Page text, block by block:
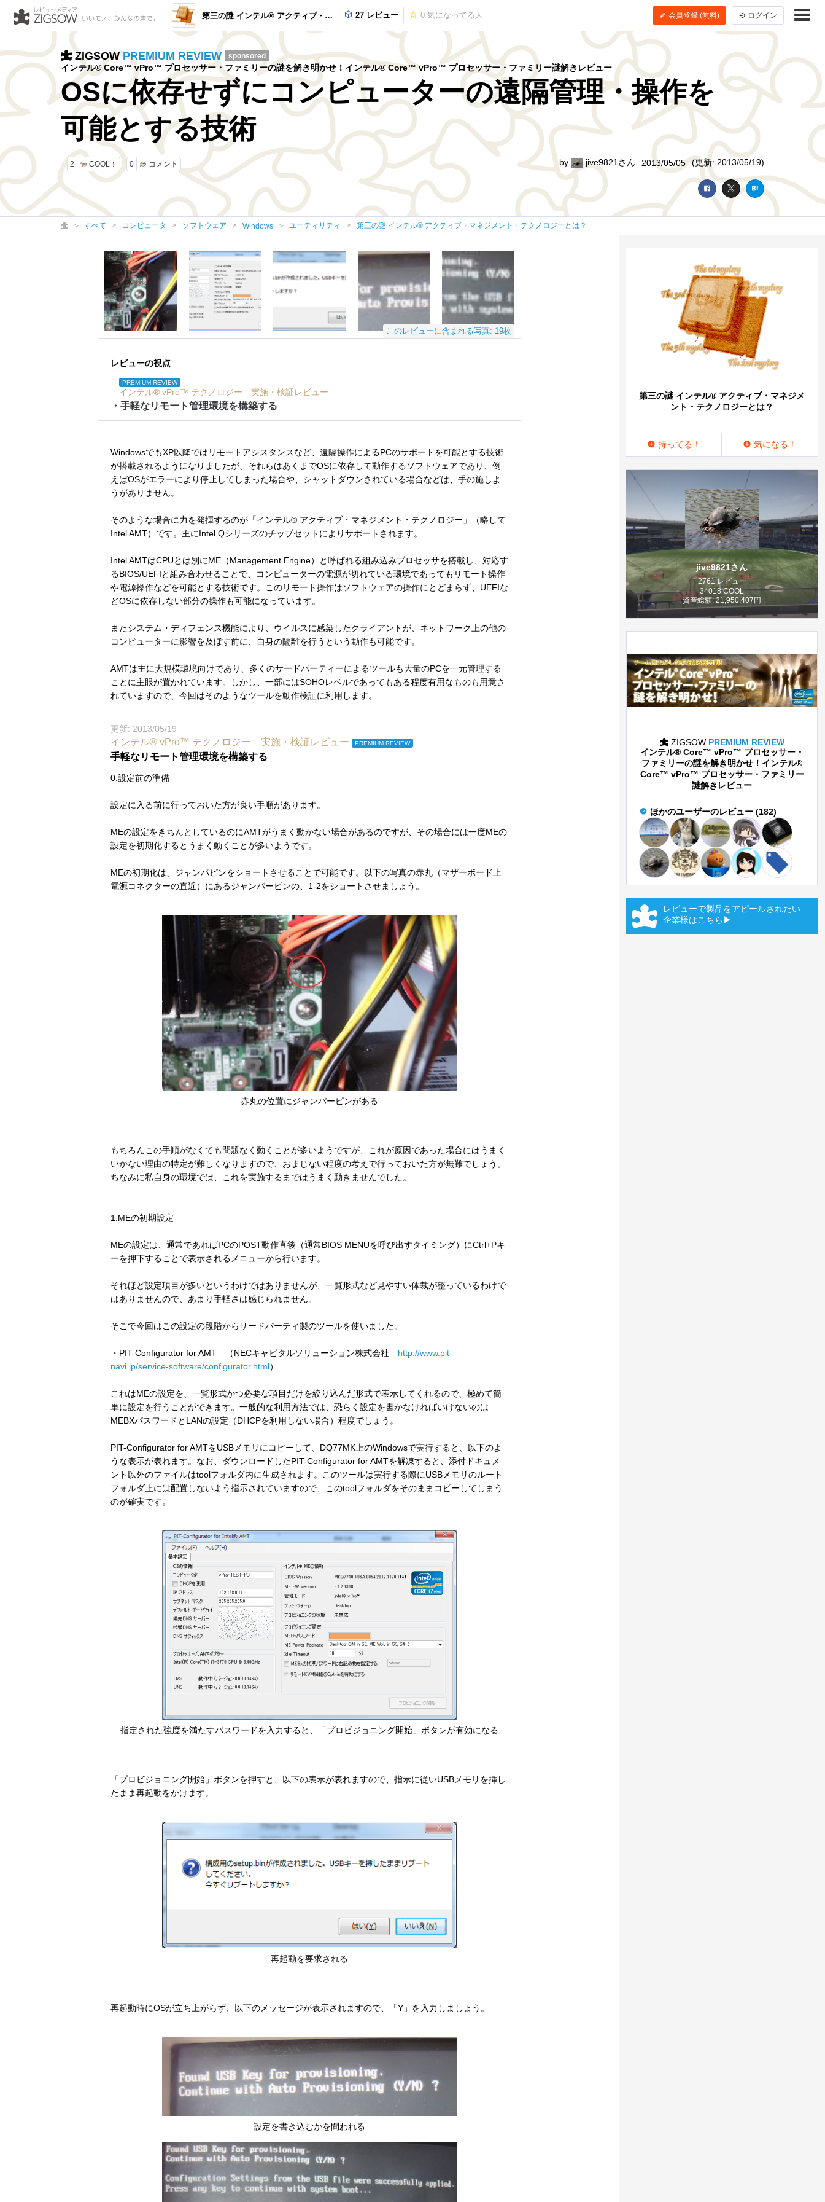
第三の謎 インテル® アクティブ・マネジメント・テクノロジーとは？ 27 レビュー 0 気になってる人 会員登録 (無料) ログイン
ZIGSOWPREMIUM REVIEW sponsored
インテル® Core™ vPro™ プロセッサー・ファミリーの謎を解き明かせ！インテル® Core™ vPro™ プロセッサー・ファミリー謎解きレビュー
OSに依存せずにコンピューターの遠隔管理・操作を
可能とする技術
2 COOL！ 0 コメント by jive9821さん 2013/05/05 (更新: 2013/05/19)
すべて コンピュータ ソフトウェア Windows ユーティリティ 第三の謎 インテル® アクティブ・マネジメント・テクノロジーとは？
このレビューに含まれる写真: 19枚
レビューの視点
PREMIUM REVIEW
インテル® vPro™ テクノロジー 実施・検証レビュー
・手軽なリモート管理環境を構築する
WindowsでもXP以降ではリモートアシスタンスなど、遠隔操作によるPCのサポートを可能とする技術
が搭載されるようになりましたが、それらはあくまでOSに依存して動作するソフトウェアであり、例
えばOSがエラーにより停止してしまった場合や、シャットダウンされている場合などは、手の施しよ
うがありません。
そのような場合に力を発揮するのが「インテル® アクティブ・マネジメント・テクノロジー」（略して
Intel AMT）です。主にIntel Qシリーズのチップセットによりサポートされます。
Intel AMTはCPUとは別にME（Management Engine）と呼ばれる組み込みプロセッサを搭載し、対応す
るBIOS/UEFIと組み合わせることで、コンピューターの電源が切れている環境であってもリモート操作
や電源操作などを可能とする技術です。このリモート操作はソフトウェアの操作にとどまらず、UEFIな
どOSに依存しない部分の操作も可能になっています。
またシステム・ディフェンス機能により、ウイルスに感染したクライアントが、ネットワーク上の他の
コンピューターに影響を及ぼす前に、自身の隔離を行うという動作も可能です。
AMTは主に大規模環境向けであり、多くのサードパーティーによるツールも大量のPCを一元管理する
ことに主眼が置かれています。しかし、一部にはSOHOレベルであってもある程度有用なものも用意さ
れていますので、今回はそのようなツールを動作検証に利用します。
更新: 2013/05/19
インテル® vPro™ テクノロジー 実施・検証レビュー PREMIUM REVIEW
手軽なリモート管理環境を構築する
0.設定前の準備
設定に入る前に行っておいた方が良い手順があります。
MEの設定をきちんとしているのにAMTがうまく動かない場合があるのですが、その場合には一度MEの
設定を初期化するとうまく動くことが多いようです。
MEの初期化は、ジャンパピンをショートさせることで可能です。以下の写真の赤丸（マザーボード上
電源コネクターの直近）にあるジャンパーピンの、1-2をショートさせましょう。
赤丸の位置にジャンパーピンがある
もちろんこの手順がなくても問題なく動くことが多いようですが、これが原因であった場合にはうまく
いかない理由の特定が難しくなりますので、おまじない程度の考えで行っておいた方が無難でしょう。
ちなみに私自身の環境では、これを実施するまではうまく動きませんでした。
1.MEの初期設定
MEの設定は、通常であればPCのPOST動作直後（通常BIOS MENUを呼び出すタイミング）にCtrl+Pキ
ーを押下することで表示されるメニューから行います。
それほど設定項目が多いというわけではありませんが、一覧形式など見やすい体裁が整っているわけで
はありませんので、あまり手軽さは感じられません。
そこで今回はこの設定の段階からサードパーティ製のツールを使いました。
・PIT-Configurator for AMT （NECキャピタルソリューション株式会社 http://www.pit-
navi.jp/service-software/configurator.html）
これはMEの設定を、一覧形式かつ必要な項目だけを絞り込んだ形式で表示してくれるので、極めて簡
単に設定を行うことができます。一般的な利用方法では、恐らく設定を書かなければいけないのは
MEBXパスワードとLANの設定（DHCPを利用しない場合）程度でしょう。
PIT-Configurator for AMTをUSBメモリにコピーして、DQ77MK上のWindowsで実行すると、以下のよ
うな表示が表れます。なお、ダウンロードしたPIT-Configurator for AMTを解凍すると、添付ドキュメ
ント以外のファイルはtoolフォルダ内に生成されます。このツールは実行する際にUSBメモリのルート
フォルダ上には配置しないよう指示されていますので、このtoolフォルダをそのままコピーしてしまう
のが確実です。
指定された強度を満たすパスワードを入力すると、「プロビジョニング開始」ボタンが有効になる
「プロビジョニング開始」ボタンを押すと、以下の表示が表れますので、指示に従いUSBメモリを挿し
たまま再起動をかけます。
再起動を要求される
再起動時にOSが立ち上がらず、以下のメッセージが表示されますので、「Y」を入力しましょう。
設定を書き込むかを問われる
第三の謎 インテル® アクティブ・マネジメ
ント・テクノロジーとは？
持ってる！ 気になる！
jive9821さん
2761 レビュー
34018 COOL
資産総額: 21,950,407円
ZIGSOW PREMIUM REVIEW
インテル® Core™ vPro™ プロセッサー・
ファミリーの謎を解き明かせ！インテル®
Core™ vPro™ プロセッサー・ファミリー
謎解きレビュー
ほかのユーザーのレビュー (182)
レビューで製品をアピールされたい
企業様はこちら▶